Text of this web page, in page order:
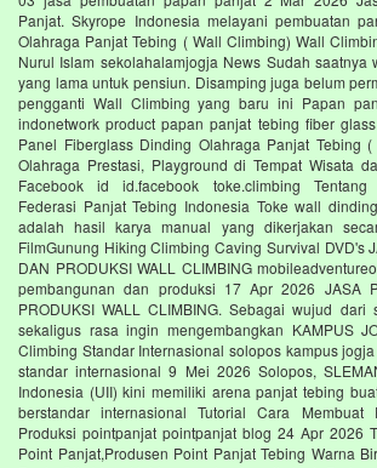
Panjat. Skyrope Indonesia melayani pembuatan
Olahraga Panjat Tebing ( Wall Climbing) Wall
Nurul Islam sekolahalamjogja News Sudah saatnya
yang lama untuk pensiun. Disamping juga belum
pengganti Wall Climbing yang baru ini Papan
indonetwork product papan panjat tebing fiber
Panel Fiberglass Dinding Olahraga Panjat Tebing
Olahraga Prestasi, Playground di Tempat Wisata
Facebook id id.facebook toke.climbing Tentang
Federasi Panjat Tebing Indonesia Toke wall
adalah hasil karya manual yang dikerjakan
FilmGunung Hiking Climbing Caving Survival DVD's
DAN PRODUKSI WALL CLIMBING
pembangunan dan produksi 17 Apr 2026 JASA
PRODUKSI WALL CLIMBING. Sebagai wujud
sekaligus rasa ingin mengembangkan KAMPUS
Climbing Standar Internasional solopos kampus
standar internasional 9 Mei 2026 Solopos,
Indonesia (UII) kini memiliki arena panjat tebing
berstandar internasional Tutorial Cara Membuat
Produksi pointpanjat pointpanjat blog 24 Apr 2026
Point Panjat,Produsen Point Panjat Tebing Warna